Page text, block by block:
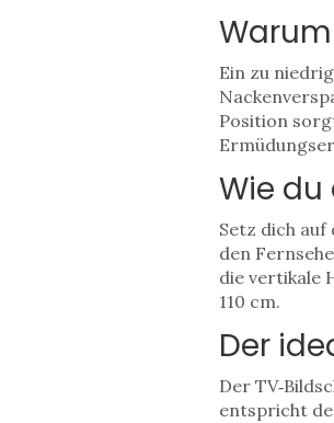
Ein zu
Position
Wie
Setz dich
den
die vertikale
110 cm.
Der
Der
entspricht